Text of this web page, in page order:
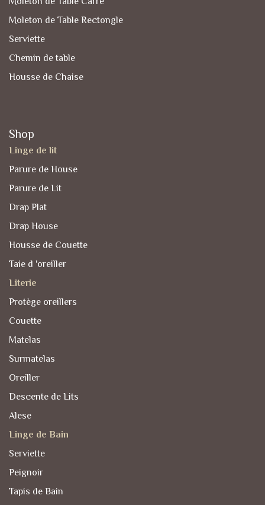
Moleton de Table Rectongle
Serviette
Chemin de table
Housse de Chaise
Shop
Linge de lit
Parure de House
Parure de Lit
Drap Plat
Drap House
Housse de Couette
Taie d 'oreiller
Literie
Protège oreillers
Couette
Matelas
Surmatelas
Oreiller
Descente de Lits
Alese
Linge de Bain
Serviette
Peignoir
Tapis de Bain